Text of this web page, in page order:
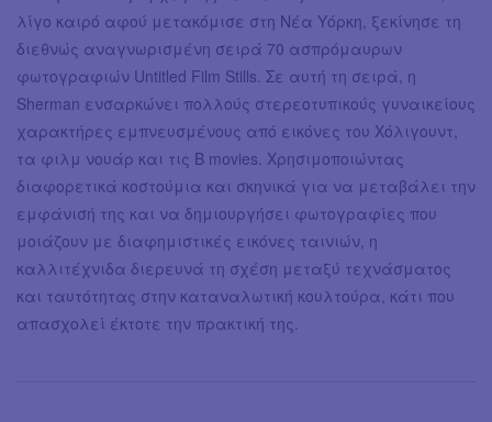
λίγο καιρό αφού μετακόμισε στη Νέα Υόρκη, ξεκίνησε τη
διεθνώς αναγνωρισμένη σειρά 70 ασπρόμαυρων
φωτογραφιών Untitled Film Stills. Σε αυτή τη σειρά, η
Sherman ενσαρκώνει πολλούς στερεοτυπικούς γυναικείους
χαρακτήρες εμπνευσμένους από εικόνες του Χόλιγουντ,
τα φιλμ νουάρ και τις B movies. Χρησιμοποιώντας
διαφορετικά κοστούμια και σκηνικά για να μεταβάλει την
εμφάνισή της και να δημιουργήσει φωτογραφίες που
μοιάζουν με διαφημιστικές εικόνες ταινιών, η
καλλιτέχνιδα διερευνά τη σχέση μεταξύ τεχνάσματος
και ταυτότητας στην καταναλωτική κουλτούρα, κάτι που
απασχολεί έκτοτε την πρακτική της.